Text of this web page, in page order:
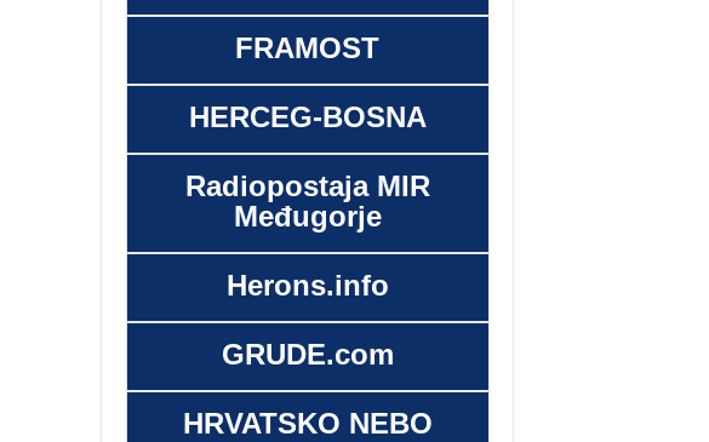
FRAMOST
HERCEG-BOSNA
Radiopostaja MIR
Međugorje
Herons.info
GRUDE.com
HRVATSKO NEBO